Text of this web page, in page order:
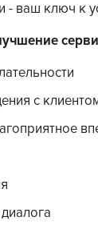
- ваш ключ к
с